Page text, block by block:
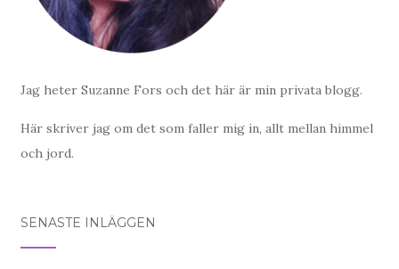
Jag heter Suzanne Fors och det här är min privata blogg.
Här skriver jag om det som faller mig in, allt mellan himmel
och jord.
SENASTE INLÄGGEN